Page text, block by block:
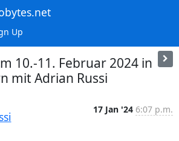
Up
10.-11. Februar 2024 in
mit Adrian Russi
17 Jan '24 6:07 p.m.